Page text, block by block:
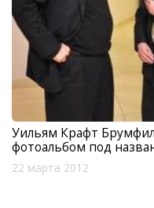
Уильям Крафт
фотоальбом под
22 марта 2012